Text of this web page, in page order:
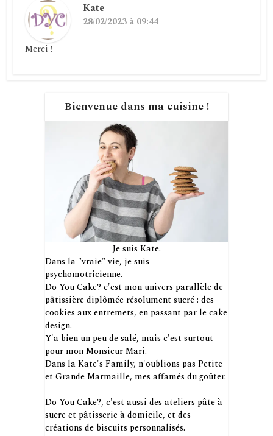
Kate
28/02/2023 à 09:44
Merci !
Bienvenue dans ma cuisine !
Je suis Kate.
Dans la "vraie" vie, je suis
psychomotricienne.
Do You Cake? c'est mon univers parallèle de
pâtissière diplômée résolument sucré : des
cookies aux entremets, en passant par le cake
design.
Y'a bien un peu de salé, mais c'est surtout
pour mon Monsieur Mari.
Dans la Kate's Family, n'oublions pas Petite
et Grande Marmaille, mes affamés du goûter.
Do You Cake?, c'est aussi des ateliers pâte à
sucre et pâtisserie à domicile, et des
créations de biscuits personnalisés.